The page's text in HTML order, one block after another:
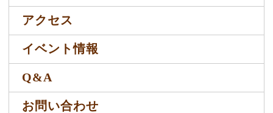
アクセス
イベント情報
Q&A
お問い合わせ